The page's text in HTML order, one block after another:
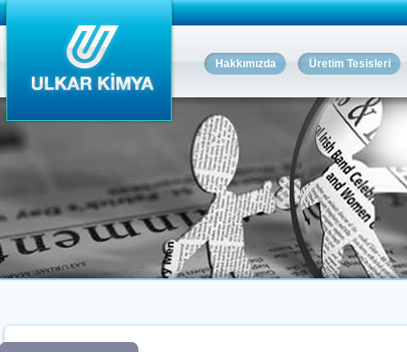
Üretim Tesisleri
Hakkımızda